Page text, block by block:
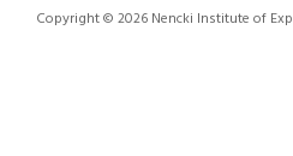
Copyright © 2026 Nencki Institute of